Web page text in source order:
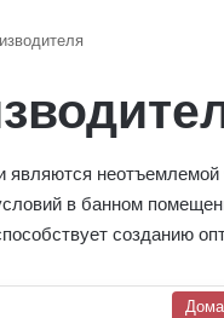
являются
в банном
созданию